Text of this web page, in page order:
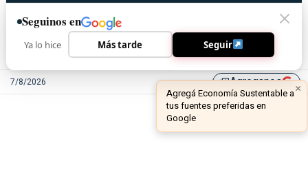
7/8/2026 library_addAgreganos
Seguinos en
Ya lo hice Más tarde Seguir